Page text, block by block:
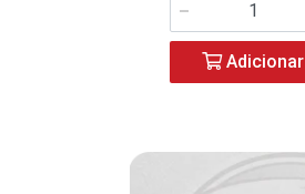
Adicionar